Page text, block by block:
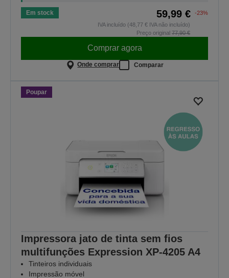
Em stock 59,99 €
-23%
IVA incluído (48,77 € IVA não incluído)
Preço original 77,90 €
Comprar agora
Onde comprar Comparar
Poupar
Impressora jato de tinta sem fios
multifunções Expression XP-4205 A4
Tinteiros individuais
Impressão móvel